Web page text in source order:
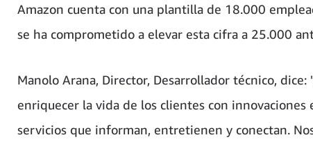
Amazon cuenta con una plantilla de 18.000
se ha comprometido a elevar esta cifra a 25.000
Manolo Arana, Director, Desarrollador técnico,
enriquecer la vida de los clientes con innovaciones
servicios que informan, entretienen y conectan.